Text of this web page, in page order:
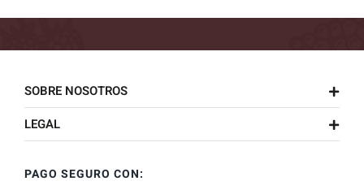
SOBRE NOSOTROS
LEGAL
PAGO SEGURO CON: